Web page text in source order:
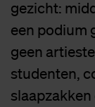
gezicht:
een podium
geen
studenten,